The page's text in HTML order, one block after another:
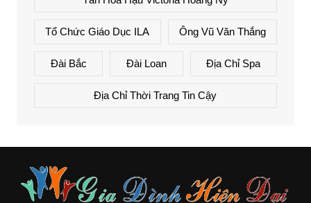
Tổ Chức Giáo Dục ILA Ông Vũ Văn Thắng
Đài Bắc Đài Loan Địa Chỉ Spa
Địa Chỉ Thời Trang Tin Cậy